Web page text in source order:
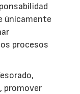
únicamente
procesos
promover